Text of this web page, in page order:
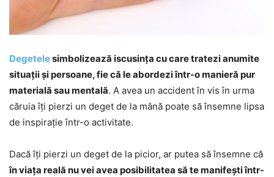
Degetelesimbolizează iscusința cu care tratezi anumite
situații și persoane, fie că le abordezi într-o manieră pur
materială sau mentală. A avea un accident în vis în urma
căruia îți pierzi un deget de la mână poate să însemne lipsa
de inspirație într-o activitate.
Dacă îți pierzi un deget de la picior, ar putea să însemne că
în viața reală nu vei avea posibilitatea să te manifești într-